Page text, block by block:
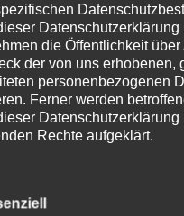
der doch ziemlich langen Fahrt
einmal unser übliches „Wir-sind-
ein. Daraus wird dann noch ein
das Speisenangebot ist auch
Zimmer tatsächlich erst, nachdem
Bett zu gehen.
Gute Nacht!
Datenschutzerklärung
die Öffentlichkeit über
der von uns erhobenen,
personenbezogenen
Ferner werden
Datenschutzerklärung
Rechte aufgeklärt.
technische und